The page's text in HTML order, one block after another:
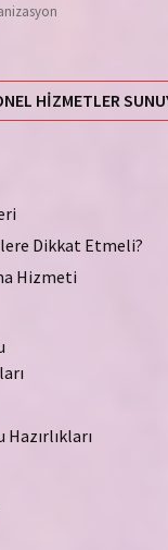
HIZMETLER
Dikkat Etmeli?
Hizmeti